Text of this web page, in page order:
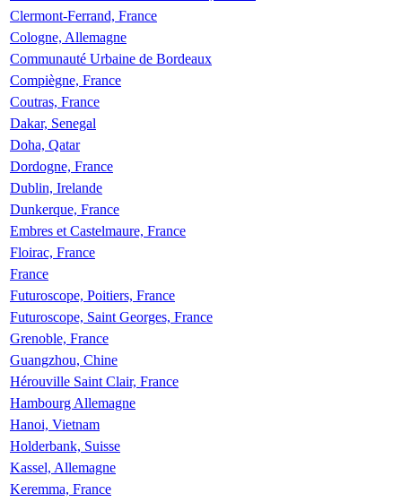
Clermont-Ferrand, France
Cologne, Allemagne
Communauté Urbaine de Bordeaux
Compiègne, France
Coutras, France
Dakar, Senegal
Doha, Qatar
Dordogne, France
Dublin, Irelande
Dunkerque, France
Embres et Castelmaure, France
Floirac, France
France
Futuroscope, Poitiers, France
Futuroscope, Saint Georges, France
Grenoble, France
Guangzhou, Chine
Hérouville Saint Clair, France
Hambourg Allemagne
Hanoi, Vietnam
Holderbank, Suisse
Kassel, Allemagne
Keremma, France